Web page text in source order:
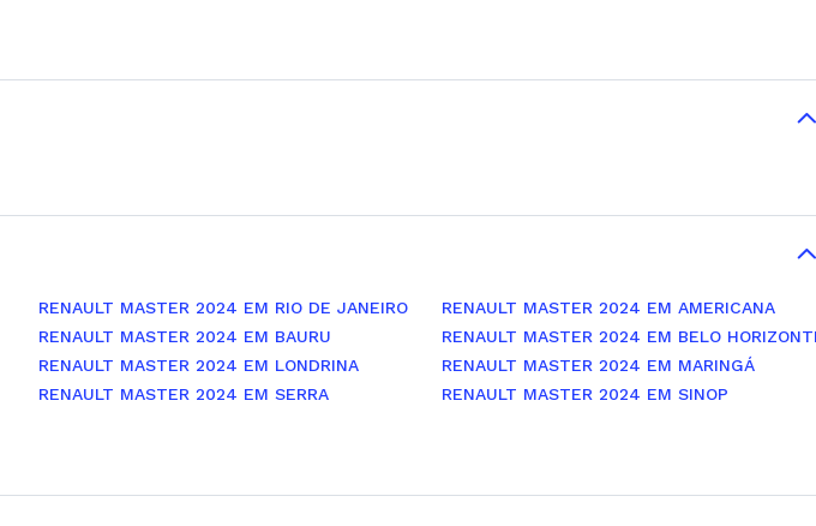
RENAULT MASTER 2024 EM RIO DE JANEIRO
RENAULT MASTER 2024 EM AMERICANA
RENAULT MASTER 2024 EM BAURU
RENAULT MASTER 2024 EM BELO
RENAULT MASTER 2024 EM LONDRINA
RENAULT MASTER 2024 EM MARINGÁ
RENAULT MASTER 2024 EM SERRA
RENAULT MASTER 2024 EM SINOP